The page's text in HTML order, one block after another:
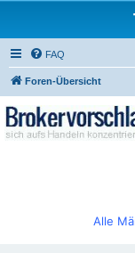
FAQ
Foren-Übersicht
Alle